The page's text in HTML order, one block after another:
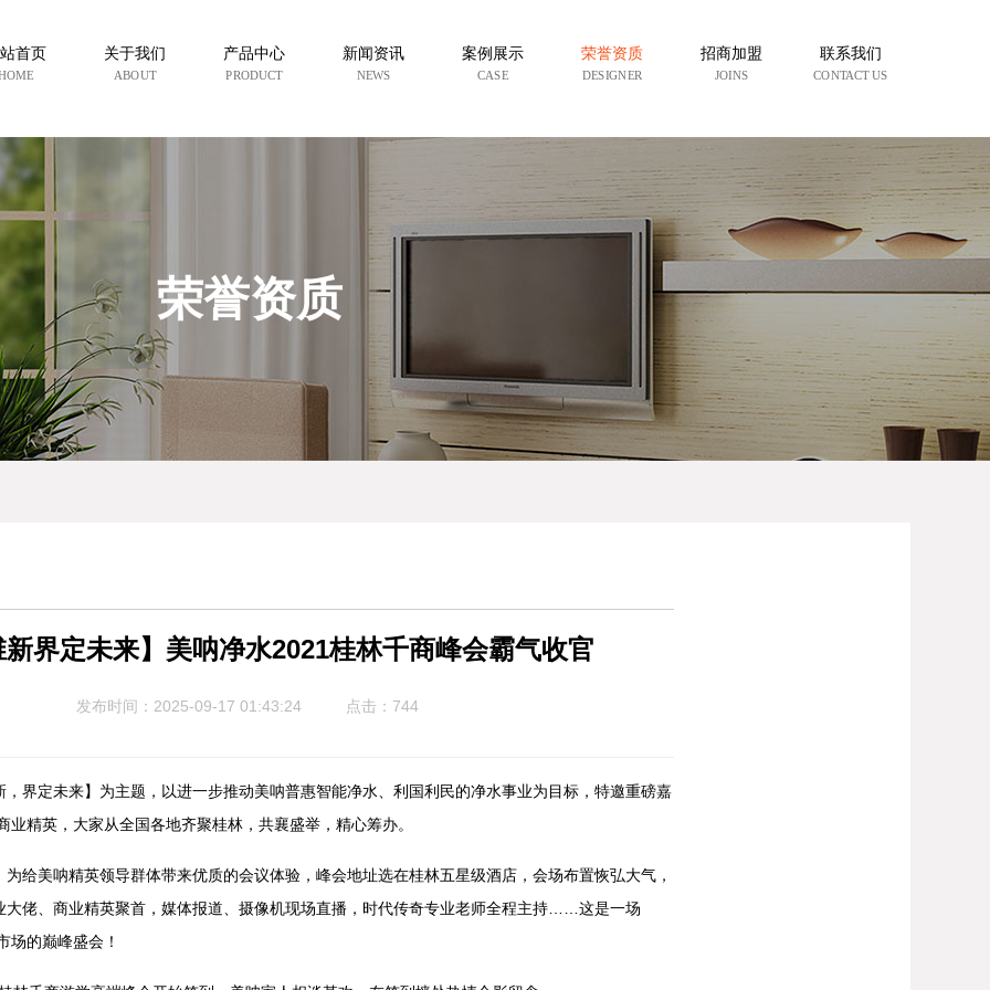
首页 关于我们
ABOUT
产品中心
PRODUCT
新闻资讯
NEWS
案例展示
CASE
荣誉资质
DESIGNER
招商加盟
JOINS
联系我们
CONTACT US
荣誉资质
界定未来】美呐净水2021桂林千商峰会霸气收官
发布时间：2025-09-17 01:43:24 点击： 744
定未来】为主题，以进一步推动美呐普惠智能净水、利国利民的净水事业为目标，特邀重磅嘉
业精英，大家从全国各地齐聚桂林，共襄盛举，精心筹办。
美呐精英领导群体带来优质的会议体验，峰会地址选在桂林五星级酒店，会场布置恢弘大气，
大佬、商业精英聚首，媒体报道、摄像机现场直播，时代传奇专业老师全程主持……这是一场
场的巅峰盛会！